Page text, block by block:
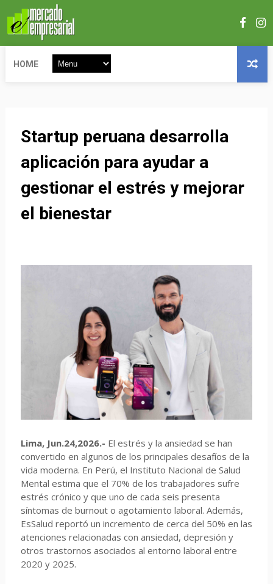
HOME
Startup peruana desarrolla
aplicación para ayudar a
gestionar el estrés y mejorar
el bienestar
Lima, Jun.24,2026.- El estrés y la ansiedad se han
convertido en algunos de los principales desafíos de la
vida moderna. En Perú, el Instituto Nacional de Salud
Mental estima que el 70% de los trabajadores sufre
estrés crónico y que uno de cada seis presenta
síntomas de burnout o agotamiento laboral. Además,
EsSalud reportó un incremento de cerca del 50% en las
atenciones relacionadas con ansiedad, depresión y
otros trastornos asociados al entorno laboral entre
2020 y 2025.